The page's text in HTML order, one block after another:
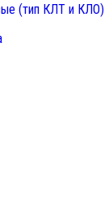
(тип КЛТ и КЛО)